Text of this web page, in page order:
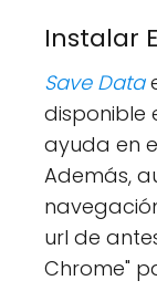
Instalar
Save Data
disponible
ayuda en
Además,
url de
Chrome"